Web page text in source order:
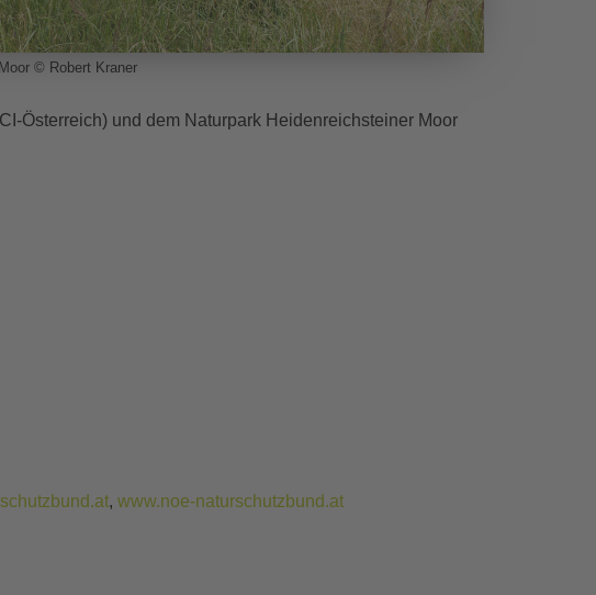
© Robert Kraner
Österreich) und dem Naturpark Heidenreichsteiner Moor
, www.noe-naturschutzbund.at